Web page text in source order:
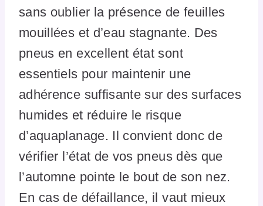
sans oublier la présence de feuilles
mouillées et d’eau stagnante. Des
pneus en excellent état sont
essentiels pour maintenir une
adhérence suffisante sur des surfaces
humides et réduire le risque
d’aquaplanage. Il convient donc de
vérifier l’état de vos pneus dès que
l’automne pointe le bout de son nez.
En cas de défaillance, il vaut mieux